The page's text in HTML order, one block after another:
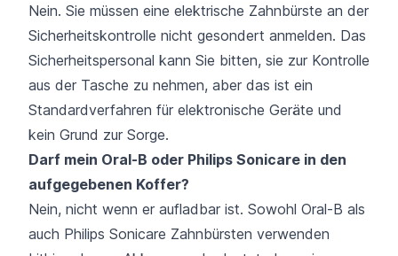
Nein. Sie müssen eine elektrische Zahnbürste an der
Sicherheitskontrolle nicht gesondert anmelden. Das
Sicherheitspersonal kann Sie bitten, sie zur Kontrolle
aus der Tasche zu nehmen, aber das ist ein
Standardverfahren für elektronische Geräte und
kein Grund zur Sorge.
Darf mein Oral-B oder Philips Sonicare in den
aufgegebenen Koffer?
Nein, nicht wenn er aufladbar ist. Sowohl Oral-B als
auch Philips Sonicare Zahnbürsten verwenden